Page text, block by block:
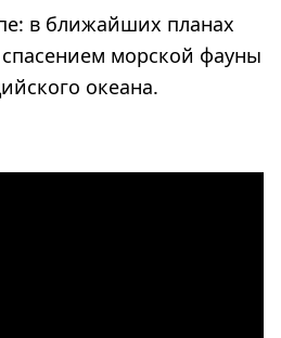
в ближайших планах
спасением морской фауны
океана.